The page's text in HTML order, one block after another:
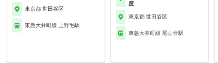
東京都 世田谷区
東急大井町線 上野毛駅
度
東京都 世田谷区
東急大井町線 尾山台駅